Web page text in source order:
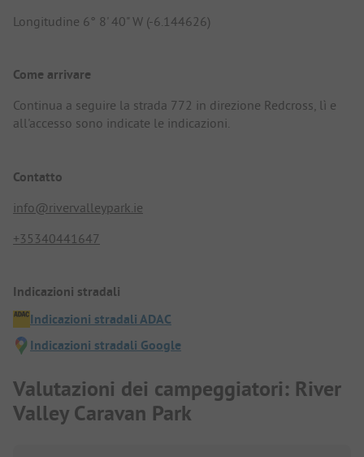
Longitudine 6° 8' 40" W (-6.144626)
Come arrivare
Continua a seguire la strada 772 in direzione Redcross, lì e
all'accesso sono indicate le indicazioni.
Contatto
info@rivervalleypark.ie
+35340441647
Indicazioni stradali
Indicazioni stradali ADAC
Indicazioni stradali Google
Valutazioni dei campeggiatori: River
Valley Caravan Park